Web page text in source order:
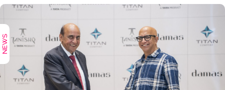
NEWS